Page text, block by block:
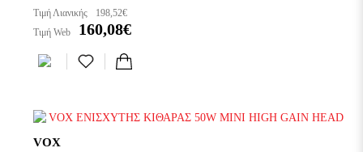
Τιμή Λιανικής
198,52€
Τιμή Web
160,08€
VOX